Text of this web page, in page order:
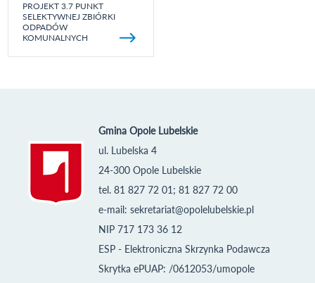
PROJEKT 3.7 PUNKT
SELEKTYWNEJ ZBIÓRKI
ODPADÓW
KOMUNALNYCH
Gmina Opole Lubelskie
ul. Lubelska 4
24-300 Opole Lubelskie
tel. 81 827 72 01; 81 827 72 00
e-mail: sekretariat@opolelubelskie.pl
NIP 717 173 36 12
ESP - Elektroniczna Skrzynka Podawcza
Skrytka ePUAP: /0612053/umopole